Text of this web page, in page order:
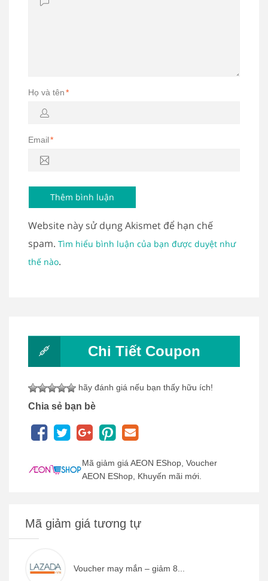
Họ và tên*
Email*
Website này sử dụng Akismet để hạn chế
spam. Tìm hiểu bình luận của bạn được duyệt như
thế nào.
Chi Tiết Coupon
hãy đánh giá nếu bạn thấy hữu ích!
Chia sẻ bạn bè
Mã giảm giá AEON EShop, Voucher
AEON EShop, Khuyến mãi mới.
Mã giảm giá tương tự
Voucher may mắn – giảm 8...